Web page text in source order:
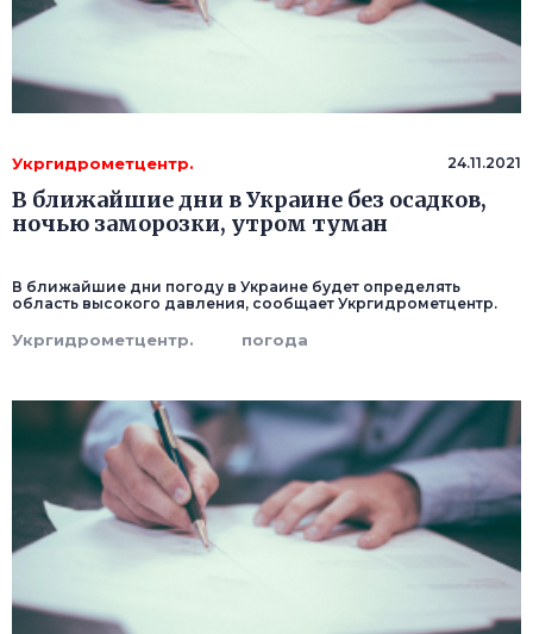
Укргидрометцентр. 24.11.2021
В ближайшие дни в Украине без осадков,
ночью заморозки, утром туман
В ближайшие дни погоду в Украине будет определять
область высокого давления, сообщает Укргидрометцентр.
Укргидрометцентр. погода